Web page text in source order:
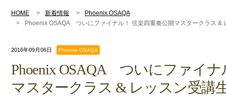
HOME 新着情報
Phoenix OSAQA
Phoenix OSAQA ついにファイナル！ 弦楽四重奏公開マスタークラス &
2016年09月06日 Phoenix OSAQA
Phoenix OSAQA ついにファイナ
マスタークラス & レッスン受講